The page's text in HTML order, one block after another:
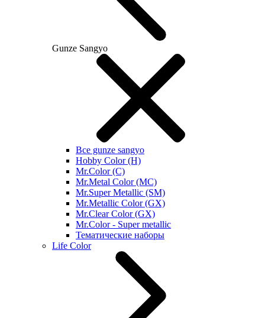
Gunze Sangyo
Все gunze sangyo
Hobby Color (H)
Mr.Color (C)
Mr.Metal Color (MC)
Mr.Super Metallic (SM)
Mr.Metallic Color (GX)
Mr.Clear Color (GX)
Mr.Color - Super metallic
Тематические наборы
Life Color